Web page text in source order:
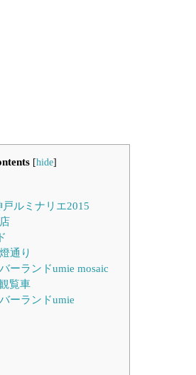
[hide]
ルミナリエ2015
通り
ーランドumie mosaic
覧車
ーランドumie